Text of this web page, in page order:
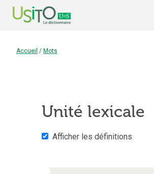
Accueil / Mots
Unité lexicale
Afficher les définitions